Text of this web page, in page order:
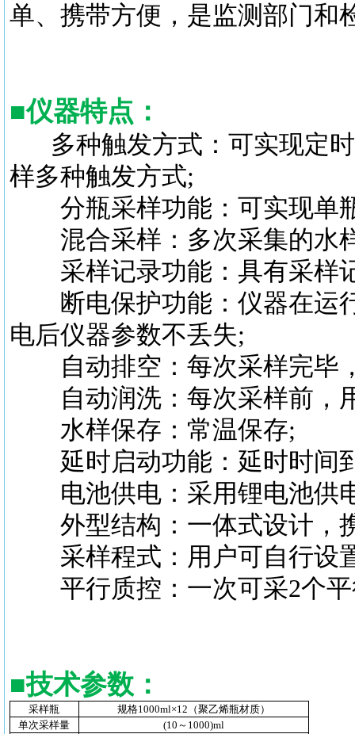
单、携带方便，是监测部门和
■仪器特点 ：
多种触发方式：可实现定
样多种触发方式;
分瓶采样功能：可实现单
混合采样：多次采集的水
采样记录功能：具有采样
断电保护功能：仪器在运行
电后仪器参数不丢失;
自动排空：每次采样完毕
自动润洗：每次采样前，
水样保存：常温保存;
延时启动功能：延时时间
电池供电：采用锂电池供
外型结构：一体式设计，
采样程式：用户可自行设
平行质控：一次可采2个平
■技术参数 ：
采样瓶
规格1000ml×12（聚乙烯瓶材质）
单次采样量
(10～1000)ml